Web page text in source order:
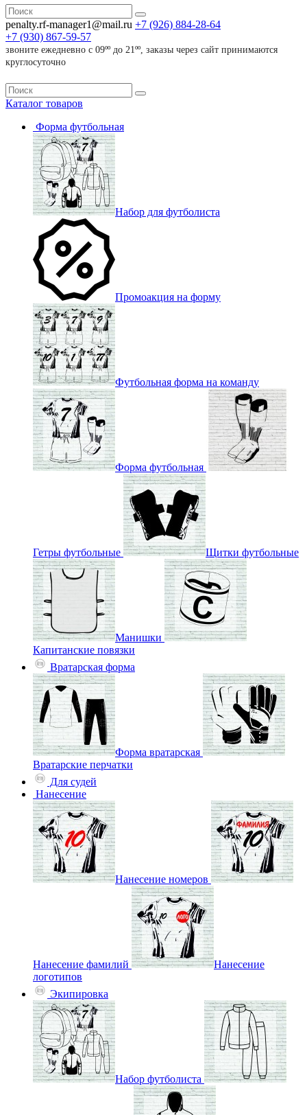
penalty.rf-manager1@mail.ru +7 (926) 884-28-64
+7 (930) 867-59-57
звоните ежедневно с 09ºº до 21ºº, заказы через сайт принимаются
круглосуточно
Каталог товаров
Форма футбольная
Набор для футболиста
Промоакция на форму
Футбольная форма на команду
Форма футбольная
Гетры футбольные Щитки футбольные
Манишки
Капитанские повязки
Вратарская форма
Форма вратарская
Вратарские перчатки
Для судей
Нанесение
Нанесение номеров
Нанесение фамилий
Нанесение
логотипов
Экипировка
Набор футболиста